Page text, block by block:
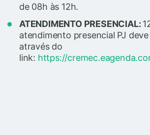
de 08h às 12h.
ATENDIMENTO PRESENCIAL:
atendimento presencial PJ
através do
link: https://